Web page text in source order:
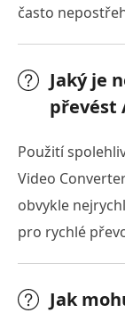
často
Jaký je
převést
Použití
Video
obvykle
pro rychlé
Jak